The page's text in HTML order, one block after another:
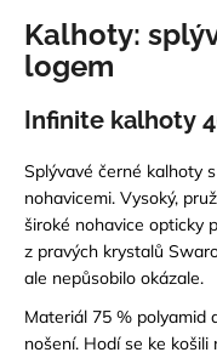
Kalhoty:
logem
Infinite kalhoty
Splývavé černé kalhoty
nohavicemi. Vysoký,
široké nohavice opticky
z pravých krystalů
ale nepůsobilo okázale.
Materiál 75 % polyamid
nošení. Hodí se ke